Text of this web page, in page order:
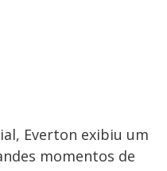
Everton exibiu um
momentos de